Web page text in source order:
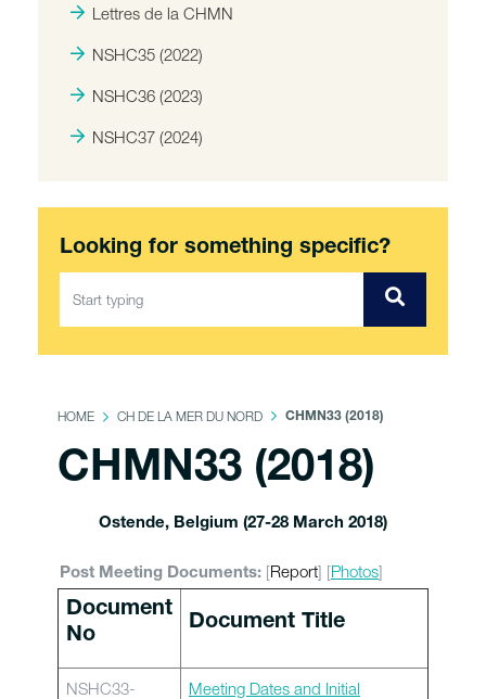
Lettres de la CHMN
NSHC35 (2022)
NSHC36 (2023)
NSHC37 (2024)
Looking for something specific?
HOME CH DE LA MER DU NORD CHMN33 (2018)
CHMN33 (2018)
Ostende, Belgium (27-28 March 2018)
Post Meeting Documents: [Report] [Photos]
Document
No
Document Title
NSHC33-
Meeting Dates and Initial